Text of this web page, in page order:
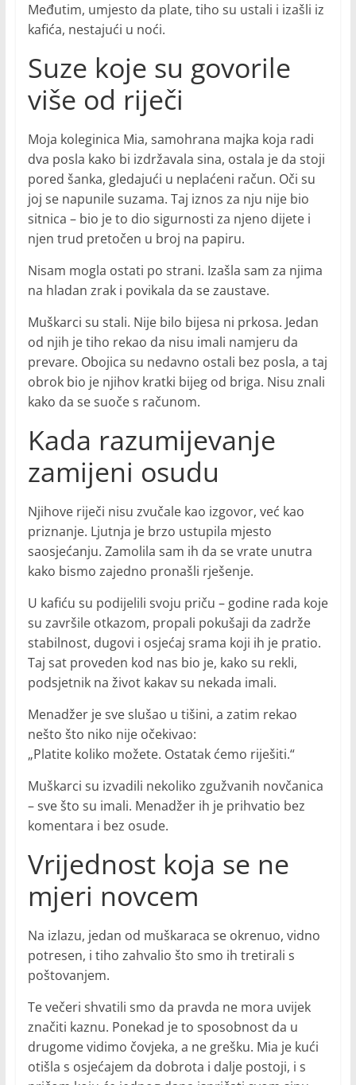
Međutim, umjesto da plate, tiho su ustali i izašli iz
kafića, nestajući u noći.
Suze koje su govorile
više od riječi
Moja koleginica Mia, samohrana majka koja radi
dva posla kako bi izdržavala sina, ostala je da stoji
pored šanka, gledajući u neplaćeni račun. Oči su
joj se napunile suzama. Taj iznos za nju nije bio
sitnica – bio je to dio sigurnosti za njeno dijete i
njen trud pretočen u broj na papiru.
Nisam mogla ostati po strani. Izašla sam za njima
na hladan zrak i povikala da se zaustave.
Muškarci su stali. Nije bilo bijesa ni prkosa. Jedan
od njih je tiho rekao da nisu imali namjeru da
prevare. Obojica su nedavno ostali bez posla, a taj
obrok bio je njihov kratki bijeg od briga. Nisu znali
kako da se suoče s računom.
Kada razumijevanje
zamijeni osudu
Njihove riječi nisu zvučale kao izgovor, već kao
priznanje. Ljutnja je brzo ustupila mjesto
saosjećanju. Zamolila sam ih da se vrate unutra
kako bismo zajedno pronašli rješenje.
U kafiću su podijelili svoju priču – godine rada koje
su završile otkazom, propali pokušaji da zadrže
stabilnost, dugovi i osjećaj srama koji ih je pratio.
Taj sat proveden kod nas bio je, kako su rekli,
podsjetnik na život kakav su nekada imali.
Menadžer je sve slušao u tišini, a zatim rekao
nešto što niko nije očekivao:
„Platite koliko možete. Ostatak ćemo riješiti.“
Muškarci su izvadili nekoliko zgužvanih novčanica
– sve što su imali. Menadžer ih je prihvatio bez
komentara i bez osude.
Vrijednost koja se ne
mjeri novcem
Na izlazu, jedan od muškaraca se okrenuo, vidno
potresen, i tiho zahvalio što smo ih tretirali s
poštovanjem.
Te večeri shvatili smo da pravda ne mora uvijek
značiti kaznu. Ponekad je to sposobnost da u
drugome vidimo čovjeka, a ne grešku. Mia je kući
otišla s osjećajem da dobrota i dalje postoji, i s